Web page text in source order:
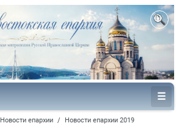
Новости епархии / Новости епархии 2019